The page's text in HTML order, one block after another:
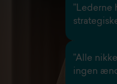
”Lederne
”Alle
ingen